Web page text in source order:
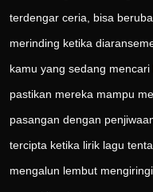
terdengar ceria, bisa
merinding ketika
kamu yang sedang mencari
pastikan mereka mampu
pasangan dengan
tercipta ketika lirik lagu
mengalun lembut